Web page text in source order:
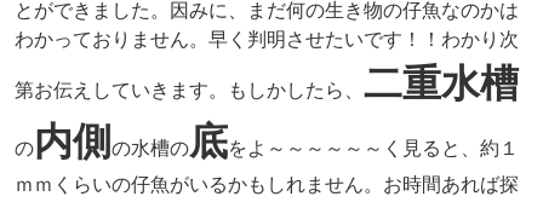
とができました。因みに、まだ何の生き物の仔魚なのかは
わかっておりません。早く判明させたいです！！わかり次
第お伝えしていきます。もしかしたら、 二重水槽
の内側 の水槽の底をよ～～～～～～く見ると、約１
ｍｍくらいの仔魚がいるかもしれません。お時間あれば探